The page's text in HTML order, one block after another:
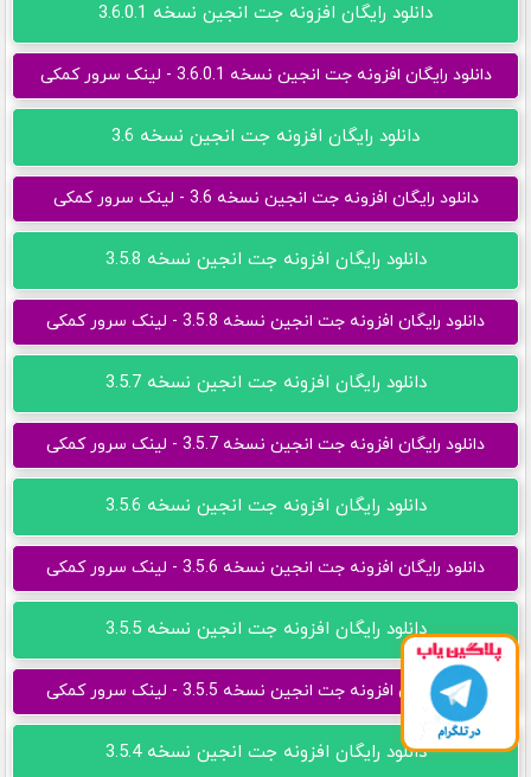
دانلود رایگان افزونه جت انجین نسخه 3.6.0.1
دانلود رایگان افزونه جت انجین نسخه 3.6.0.1 - لینک سرور کمکی
دانلود رایگان افزونه جت انجین نسخه 3.6
دانلود رایگان افزونه جت انجین نسخه 3.6 - لینک سرور کمکی
دانلود رایگان افزونه جت انجین نسخه 3.5.8
دانلود رایگان افزونه جت انجین نسخه 3.5.8 - لینک سرور کمکی
دانلود رایگان افزونه جت انجین نسخه 3.5.7
دانلود رایگان افزونه جت انجین نسخه 3.5.7 - لینک سرور کمکی
دانلود رایگان افزونه جت انجین نسخه 3.5.6
دانلود رایگان افزونه جت انجین نسخه 3.5.6 - لینک سرور کمکی
دانلود رایگان افزونه جت انجین نسخه 3.5.5
دانلود رایگان افزونه جت انجین نسخه 3.5.5 - لینک سرور کمکی
دانلود رایگان افزونه جت انجین نسخه 3.5.4